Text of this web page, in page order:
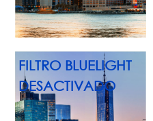
FILTRO BLUELIGHT
DESACTIVADO